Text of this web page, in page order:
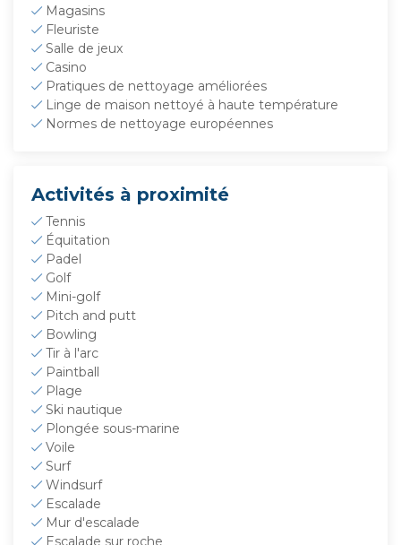
Magasins
Fleuriste
Salle de jeux
Casino
Pratiques de nettoyage améliorées
Linge de maison nettoyé à haute température
Normes de nettoyage européennes
Activités à proximité
Tennis
Équitation
Padel
Golf
Mini-golf
Pitch and putt
Bowling
Tir à l'arc
Paintball
Plage
Ski nautique
Plongée sous-marine
Voile
Surf
Windsurf
Escalade
Mur d'escalade
Escalade sur roche